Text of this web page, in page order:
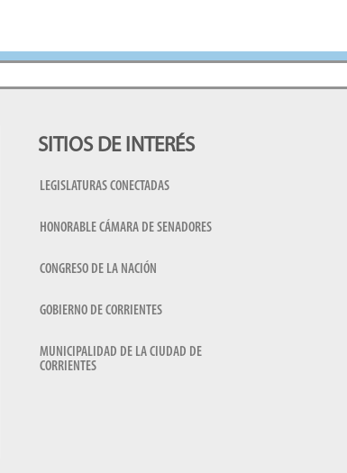
SITIOS DE INTERÉS
LEGISLATURAS CONECTADAS
HONORABLE CÁMARA DE SENADORES
CONGRESO DE LA NACIÓN
GOBIERNO DE CORRIENTES
MUNICIPALIDAD DE LA CIUDAD DE
CORRIENTES